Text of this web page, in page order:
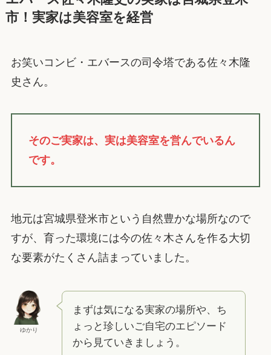
市！実家は美容室を経営
お笑いコンビ・エバースの司令塔である佐々木隆
史さん。
そのご実家は、実は美容室を営んでいるん
です。
地元は宮城県登米市という自然豊かな場所なので
すが、育った環境には今の佐々木さんを作る大切
な要素がたくさん詰まっていました。
ゆかり
まずは気になる実家の場所や、ち
ょっと珍しいご自宅のエピソード
から見ていきましょう。